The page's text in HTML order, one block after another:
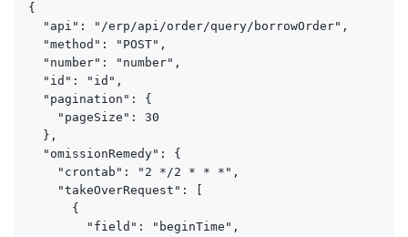
{
  "api": "/erp/api/order/query/borrowOrder",
  "method": "POST",
  "number": "number",
  "id": "id",
  "pagination": {
    "pageSize": 30
  },
  "omissionRemedy": {
    "crontab": "2 */2 * * *",
    "takeOverRequest": [
      {
        "field": "beginTime",